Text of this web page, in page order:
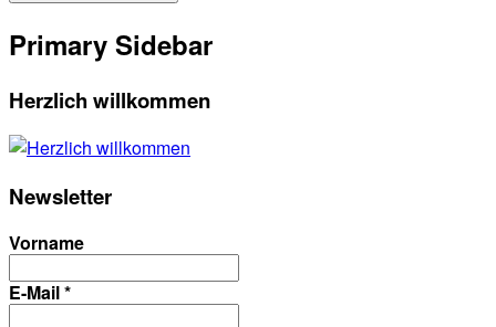
Primary Sidebar
Herzlich willkommen
Newsletter
Vorname
E-Mail*